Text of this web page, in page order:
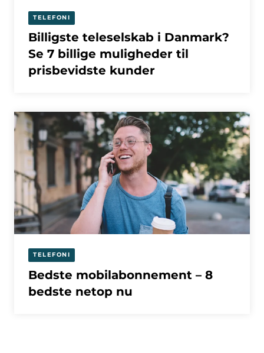
TELEFONI
Billigste teleselskab i Danmark?
Se 7 billige muligheder til
prisbevidste kunder
TELEFONI
Bedste mobilabonnement – 8
bedste netop nu